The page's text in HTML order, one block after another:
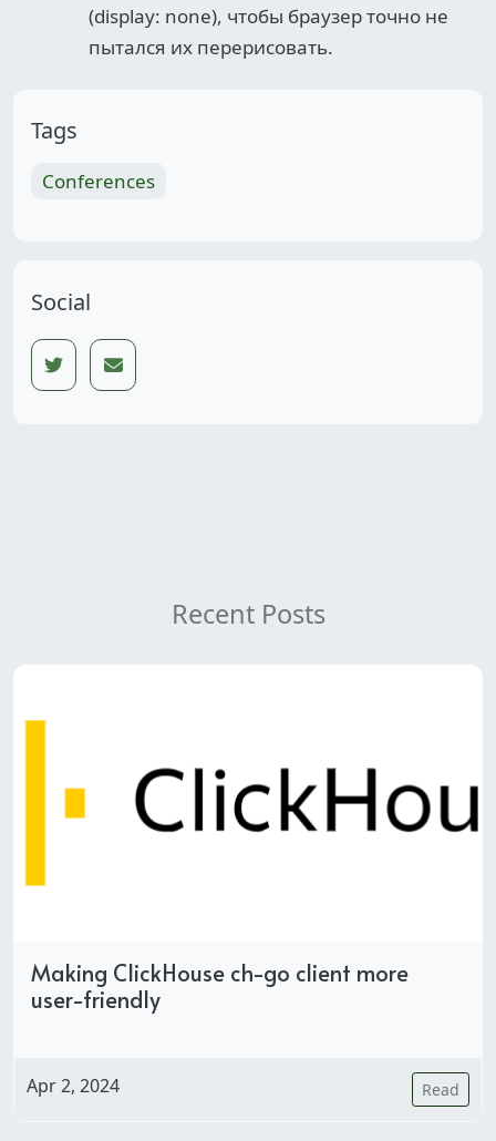
(display: none), чтобы браузер точно не
пытался их перерисовать.
Tags
Conferences
Social
Recent Posts
Making ClickHouse ch-go client more
user-friendly
Apr 2, 2024 Read